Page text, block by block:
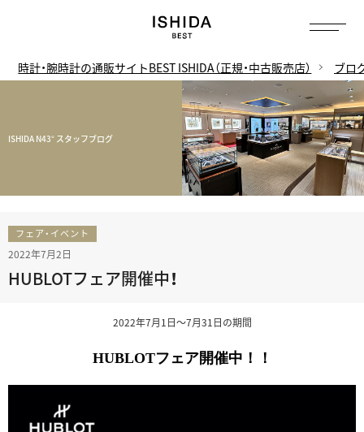
時計・腕時計の通販サイトBEST ISHIDA（正規・中古販売店） ブロ
ISHIDA N43° スタッフブログ
フェア・イベント
2022年7月2日
HUBLOTフェア開催中！
2022年7月1日～7月31日の期間
HUBLOTフェア開催中！！